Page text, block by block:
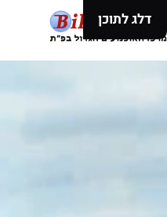
דלג לתוכן